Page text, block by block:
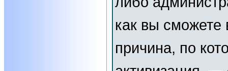
как вы сможете
причина, по